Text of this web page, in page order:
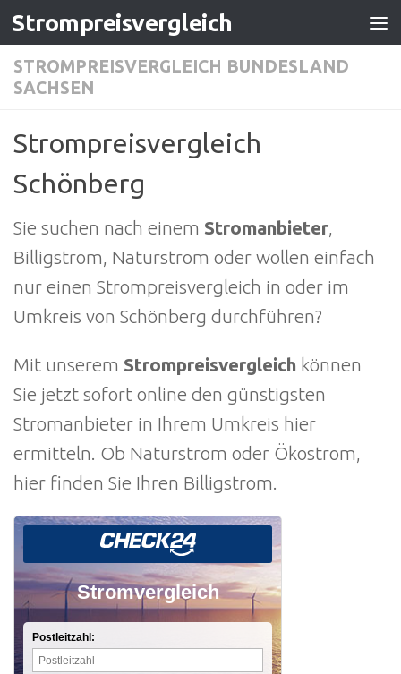
Zum Inhalt springen
Strompreisvergleich
STROMPREISVERGLEICH BUNDESLAND
SACHSEN
Strompreisvergleich
Schönberg
Sie suchen nach einem Stromanbieter,
Billigstrom, Naturstrom oder wollen einfach
nur einen Strompreisvergleich in oder im
Umkreis von Schönberg durchführen?
Mit unserem Strompreisvergleich können
Sie jetzt sofort online den günstigsten
Stromanbieter in Ihrem Umkreis hier
ermitteln. Ob Naturstrom oder Ökostrom,
hier finden Sie Ihren Billigstrom.
Stromvergleich
Postleitzahl: